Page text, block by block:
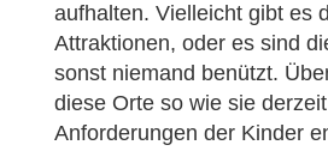
aufhalten. Vielleicht gibt es
Attraktionen, oder es sind
sonst niemand benützt.
diese Orte so wie sie
Anforderungen der Kinder